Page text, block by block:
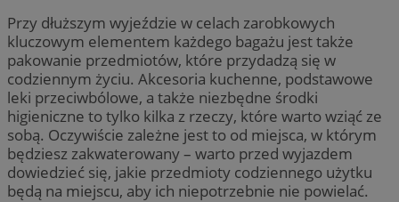
Przy dłuższym wyjeździe w celach zarobkowych
kluczowym elementem każdego bagażu jest także
pakowanie przedmiotów, które przydadzą się w
codziennym życiu. Akcesoria kuchenne, podstawowe
leki przeciwbólowe, a także niezbędne środki
higieniczne to tylko kilka z rzeczy, które warto wziąć ze
sobą. Oczywiście zależne jest to od miejsca, w którym
będziesz zakwaterowany – warto przed wyjazdem
dowiedzieć się, jakie przedmioty codziennego użytku
będą na miejscu, aby ich niepotrzebnie nie powielać.